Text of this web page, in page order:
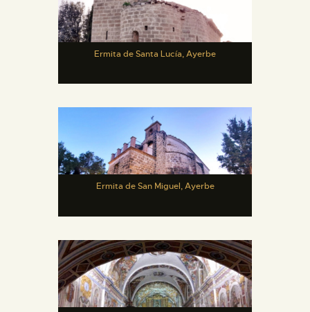
Ermita de Santa Lucía, Ayerbe
Ermita de San Miguel, Ayerbe